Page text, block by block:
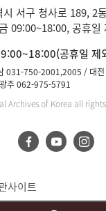
서구 청사로 189, 2
09:00~18:00, 공휴일
공휴일 제
031-750-2001,2005
대
광주 062-975-5791
Archives of Korea all
사이트